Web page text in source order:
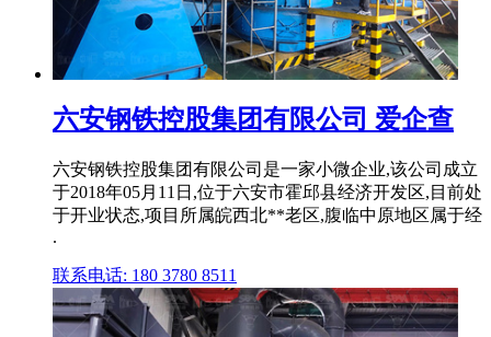
六安钢铁控股集团有限公司 爱企查
六安钢铁控股集团有限公司是一家小微企业,该公司成立
于2018年05月11日,位于六安市霍邱县经济开发区,目前处
于开业状态,项目所属皖西北**老区,腹临中原地区属于经
.
联系电话: 180 3780 8511